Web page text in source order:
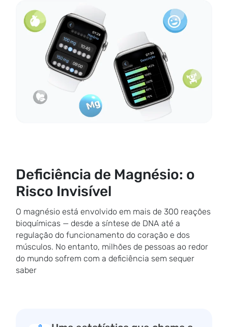
Deficiência de Magnésio: o
Risco Invisível
O magnésio está envolvido em mais de 300 reações
bioquímicas — desde a síntese de DNA até a
regulação do funcionamento do coração e dos
músculos. No entanto, milhões de pessoas ao redor
do mundo sofrem com a deficiência sem sequer
saber